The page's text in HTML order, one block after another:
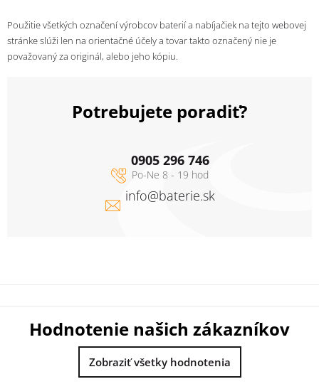
Použitie všetkých označení výrobcov baterií a nabíjačiek na tejto webovej
stránke slúži len na orientačné účely a tovar takto označený nie je
považovaný za originál, alebo jeho kópiu.
Potrebujete poradiť?
info@baterie.sk
0905 296 746
Hodnotenie našich zákazníkov
Zobraziť všetky hodnotenia